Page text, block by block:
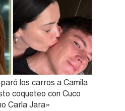
los carros a Camila
coqueteo con Cuco
Carla Jara»